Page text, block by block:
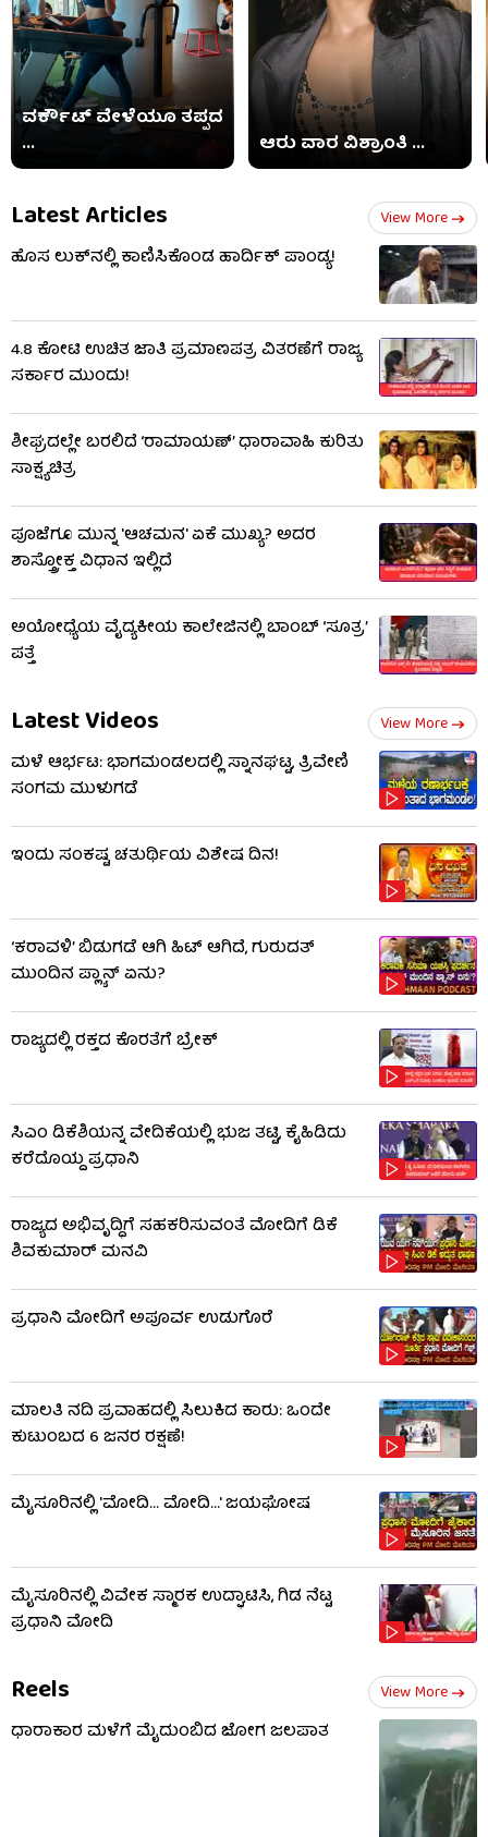
ವರ್ಕೌಟ್ ವೇಳೆಯೂ ತಪ್ಪದ
...
ಆರು ವಾರ ವಿಶ್ರಾಂತಿ ...
Latest Articles View More
ಹೊಸ ಲುಕ್​ನಲ್ಲಿ ಕಾಣಿಸಿಕೊಂಡ ಹಾರ್ದಿಕ್ ಪಾಂಡ್ಯ!
4.8 ಕೋಟಿ ಉಚಿತ ಜಾತಿ ಪ್ರಮಾಣಪತ್ರ ವಿತರಣೆಗೆ ರಾಜ್ಯ
ಸರ್ಕಾರ ಮುಂದು!
ಶೀಘ್ರದಲ್ಲೇ ಬರಲಿದೆ ‘ರಾಮಾಯಣ್’ ಧಾರಾವಾಹಿ ಕುರಿತು
ಸಾಕ್ಷ್ಯಚಿತ್ರ
ಪೂಜೆಗೂ ಮುನ್ನ 'ಆಚಮನ' ಏಕೆ ಮುಖ್ಯ? ಅದರ
ಶಾಸ್ತ್ರೋಕ್ತ ವಿಧಾನ ಇಲ್ಲಿದೆ
ಅಯೋಧ್ಯೆಯ ವೈದ್ಯಕೀಯ ಕಾಲೇಜಿನಲ್ಲಿ ಬಾಂಬ್ ‘ಸೂತ್ರ’
ಪತ್ತೆ
Latest Videos View More
ಮಳೆ ಆರ್ಭಟ: ಭಾಗಮಂಡಲದಲ್ಲಿ ಸ್ನಾನಘಟ್ಟ, ತ್ರಿವೇಣಿ
ಸಂಗಮ ಮುಳುಗಡೆ
ಇಂದು ಸಂಕಷ್ಟ ಚತುರ್ಥಿಯ ವಿಶೇಷ ದಿನ!
‘ಕರಾವಳಿ’ ಬಿಡುಗಡೆ ಆಗಿ ಹಿಟ್ ಆಗಿದೆ, ಗುರುದತ್
ಮುಂದಿನ ಪ್ಲ್ಯಾನ್ ಏನು?
ರಾಜ್ಯದಲ್ಲಿ ರಕ್ತದ ಕೊರತೆಗೆ ಬ್ರೇಕ್
ಸಿಎಂ ಡಿಕೆಶಿಯನ್ನ ವೇದಿಕೆಯಲ್ಲಿ ಭುಜ ತಟ್ಟಿ, ಕೈಹಿಡಿದು
ಕರೆದೊಯ್ದ ಪ್ರಧಾನಿ
ರಾಜ್ಯದ ಅಭಿವೃದ್ಧಿಗೆ ಸಹಕರಿಸುವಂತೆ ಮೋದಿಗೆ ಡಿಕೆ
ಶಿವಕುಮಾರ್​ ಮನವಿ
ಪ್ರಧಾನಿ ಮೋದಿಗೆ ಅಪೂರ್ವ ಉಡುಗೊರೆ
ಮಾಲತಿ ನದಿ ಪ್ರವಾಹದಲ್ಲಿ ಸಿಲುಕಿದ ಕಾರು: ಒಂದೇ
ಕುಟುಂಬದ 6 ಜನರ ರಕ್ಷಣೆ!
ಮೈಸೂರಿನಲ್ಲಿ 'ಮೋದಿ... ಮೋದಿ...' ಜಯಘೋಷ
ಮೈಸೂರಿನಲ್ಲಿ ವಿವೇಕ ಸ್ಮಾರಕ ಉದ್ಘಾಟಿಸಿ, ಗಿಡ ನೆಟ್ಟ
ಪ್ರಧಾನಿ ಮೋದಿ
Reels View More
ಧಾರಾಕಾರ ಮಳೆಗೆ ಮೈದುಂಬಿದ ಜೋಗ ಜಲಪಾತ